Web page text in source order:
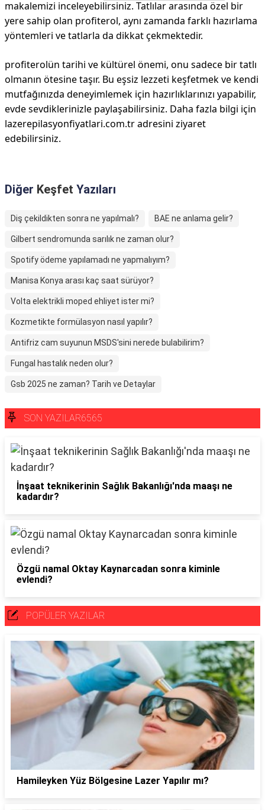
makalemizi inceleyebilirsiniz. Tatlılar arasında özel bir
yere sahip olan profiterol, aynı zamanda farklı hazırlama
yöntemleri ve tatlarla da dikkat çekmektedir.
profiterolün tarihi ve kültürel önemi, onu sadece bir tatlı
olmanın ötesine taşır. Bu eşsiz lezzeti keşfetmek ve kendi
mutfağınızda deneyimlemek için hazırlıklarınızı yapabilir,
evde sevdiklerinizle paylaşabilirsiniz. Daha fazla bilgi için
lazerepilasyonfiyatlari.com.tr adresini ziyaret
edebilirsiniz.
Diğer Keşfet Yazıları
Diş çekildikten sonra ne yapılmalı? BAE ne anlama gelir?
Gilbert sendromunda sarılık ne zaman olur?
Spotify ödeme yapılamadı ne yapmalıyım?
Manisa Konya arası kaç saat sürüyor?
Volta elektrikli moped ehliyet ister mi?
Kozmetikte formülasyon nasıl yapılır?
Antifriz cam suyunun MSDS'sini nerede bulabilirim?
Fungal hastalık neden olur?
Gsb 2025 ne zaman? Tarih ve Detaylar
SON YAZILAR6565
İnşaat teknikerinin Sağlık Bakanlığı'nda maaşı ne
kadardır?
Özgü namal Oktay Kaynarcadan sonra kiminle
evlendi?
POPÜLER YAZILAR
Hamileyken Yüz Bölgesine Lazer Yapılır mı?